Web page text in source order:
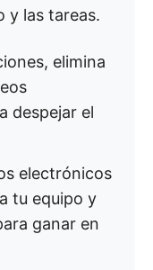
y las tareas.
elimina
despejar el
electrónicos
tu equipo y
ganar en